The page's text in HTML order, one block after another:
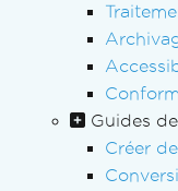
Guides
Créer